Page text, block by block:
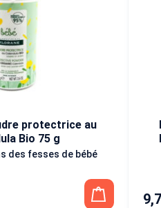
protectrice au
Bio 75 g
des fesses de bébé